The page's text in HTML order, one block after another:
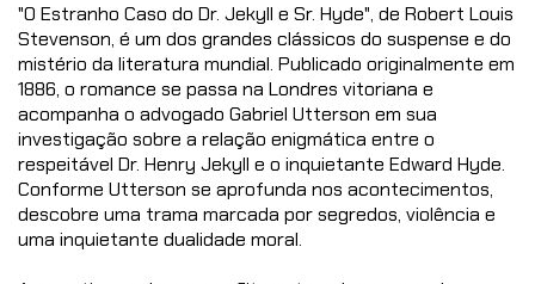
"O Estranho Caso do Dr. Jekyll e Sr. Hyde", de Robert Louis
Stevenson, é um dos grandes clássicos do suspense e do
mistério da literatura mundial. Publicado originalmente em
1886, o romance se passa na Londres vitoriana e
acompanha o advogado Gabriel Utterson em sua
investigação sobre a relação enigmática entre o
respeitável Dr. Henry Jekyll e o inquietante Edward Hyde.
Conforme Utterson se aprofunda nos acontecimentos,
descobre uma trama marcada por segredos, violência e
uma inquietante dualidade moral.